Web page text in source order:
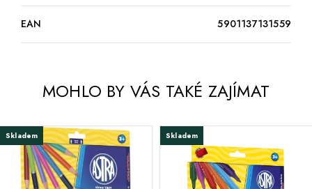
EAN 5901137131559
MOHLO BY VÁS TAKÉ ZAJÍMAT
Skladem Skladem